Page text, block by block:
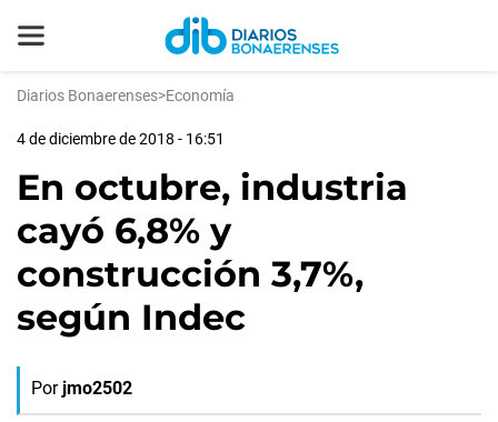
Diarios Bonaerenses>Economía
4 de diciembre de 2018 - 16:51
En octubre, industria
cayó 6,8% y
construcción 3,7%,
según Indec
Por jmo2502